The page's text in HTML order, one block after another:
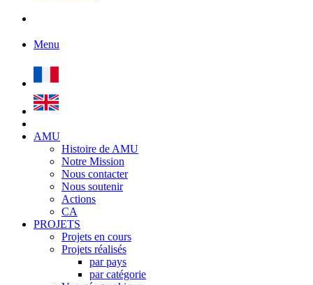
Menu
AMU
Histoire de AMU
Notre Mission
Nous contacter
Nous soutenir
Actions
CA
PROJETS
Projets en cours
Projets réalisés
par pays
par catégorie